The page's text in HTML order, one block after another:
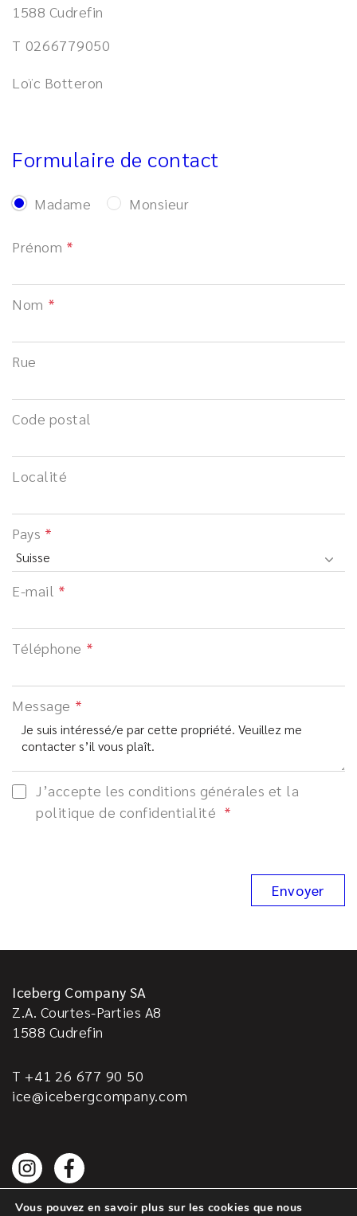
1588 Cudrefin
T 0266779050
Loïc Botteron
Formulaire de contact
Madame Monsieur
Prénom
Nom
Rue
Code postal
Localité
Pays
E-mail
Téléphone
Message
J’accepte les conditions générales et la
politique de confidentialité
Iceberg Company SA
Z.A. Courtes-Parties A8
1588 Cudrefin
T +41 26 677 90 50
ice@icebergcompany.com
Vous pouvez en savoir plus sur les cookies que nous